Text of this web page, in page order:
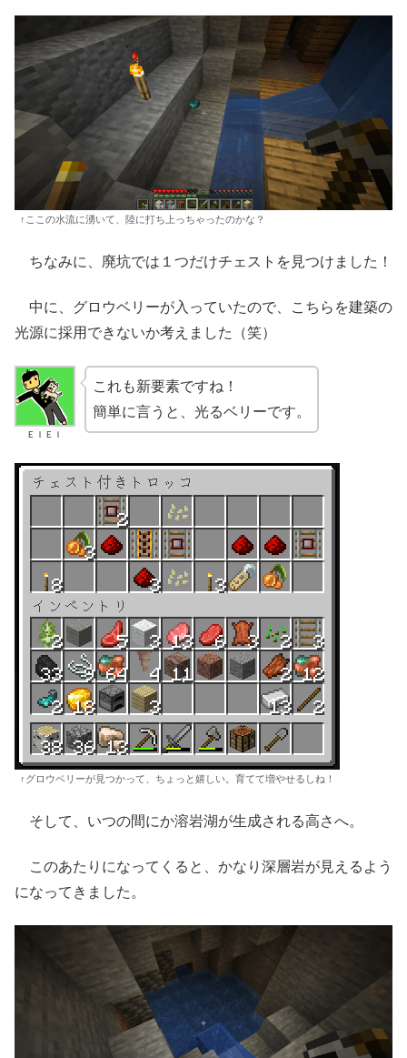
↑ここの水流に湧いて、陸に打ち上っちゃったのかな？
ちなみに、廃坑では１つだけチェストを見つけました！
中に、グロウベリーが入っていたので、こちらを建築の
光源に採用できないか考えました（笑）
ＥＩＥＩ
これも新要素ですね！
簡単に言うと、光るベリーです。
↑グロウベリーが見つかって、ちょっと嬉しい。育てて増やせるしね！
そして、いつの間にか溶岩湖が生成される高さへ。
このあたりになってくると、かなり深層岩が見えるよう
になってきました。